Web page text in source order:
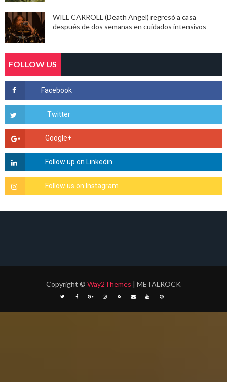
WILL CARROLL (Death Angel) regresó a casa
después de dos semanas en cuidados intensivos
FOLLOW US
Copyright © Way2Themes | METALROCK